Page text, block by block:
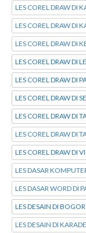
LES COREL DRAW DI
LES COREL DRAW DI
LES COREL DRAW DI
LES COREL DRAW DI
LES COREL DRAW DI
LES COREL DRAW DI
LES COREL DRAW DI
LES COREL DRAW DI
LES COREL DRAW DI
LES DASAR
LES DASAR WORD DI
LES DESAIN DI BOGOR
LES DESAIN DI